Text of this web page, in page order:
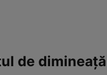
de dimineață